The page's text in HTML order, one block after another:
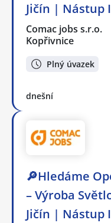
Jičín | Nástup
Comac jobs s.r.o.
Kopřivnice
Plný úvazek
dnešní
🔎Hledáme
– Výroba
Jičín | Nástup